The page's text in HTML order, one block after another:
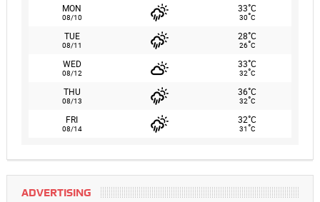
MON
08/10
33°C
30°C
TUE
08/11
28°C
26°C
WED
08/12
33°C
32°C
THU
08/13
36°C
32°C
FRI
08/14
32°C
31°C
ADVERTISING